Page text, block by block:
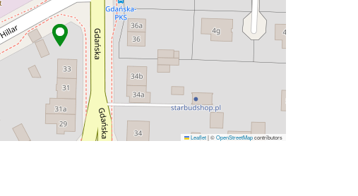
Leaflet|©OpenStreetMapcontributors